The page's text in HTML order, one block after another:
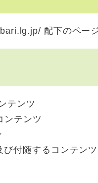
配下のペー
テンツ
ンテンツ
付随するコンテンツ